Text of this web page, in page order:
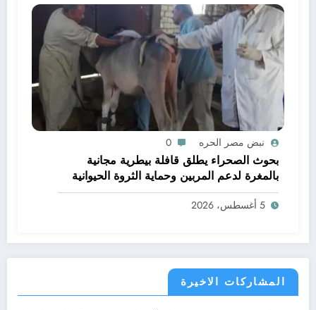
المشاركات الاخيرة
نبض مصر الحره 0
بحوث الصحراء يطلق قافلة بيطرية مجانية
بالمغرة لدعم المربين وحماية الثروة الحيوانية
5 أغسطس، 2026